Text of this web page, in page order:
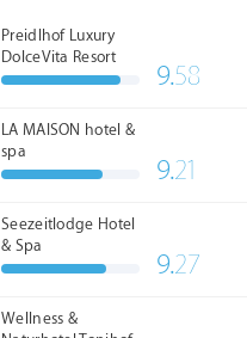
Preidlhof Luxury
DolceVita Resort
*****
9.58
LA MAISON hotel &
spa
9.21
Seezeitlodge Hotel
& Spa
9.27
Wellness &